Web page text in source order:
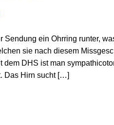
Sendung ein Ohrring runter,
sie nach diesem
dem DHS ist man
Das Hirn sucht […]